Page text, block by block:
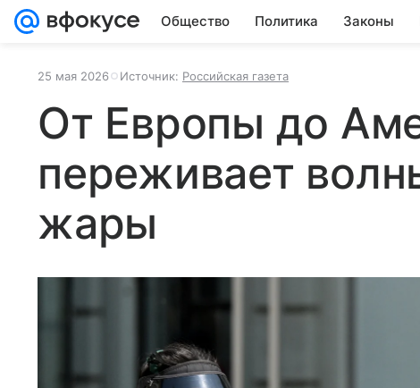
Общество Политика Законы
25 мая 2026 Источник: Российская газета
От Европы до
переживает
жары